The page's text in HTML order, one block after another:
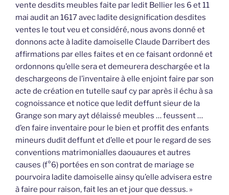
vente desdits meubles faite par ledit Bellier les 6 et 11
mai audit an 1617 avec ladite designification desdites
ventes le tout veu et considéré, nous avons donné et
donnons acte à ladite damoiselle Claude Darribert des
affirmations par elles faites et en ce faisant ordonné et
ordonnons qu’elle sera et demeurera deschargée et la
deschargeons de l’inventaire à elle enjoint faire par son
acte de création en tutelle sauf cy par après il échu à sa
cognoissance et notice que ledit deffunt sieur de la
Grange son mary ayt délaissé meubles … feussent …
d’en faire inventaire pour le bien et proffit des enfants
mineurs dudit deffunt et d’elle et pour le regard de ses
conventions matrimonialles daouaures et autres
causes (f°6) portées en son contrat de mariage se
pourvoira ladite damoiselle ainsy qu’elle advisera estre
à faire pour raison, fait les an et jour que dessus. »